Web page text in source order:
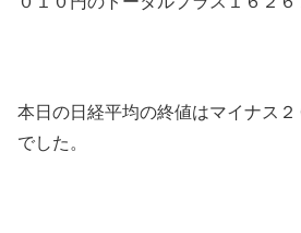
本日の日経平均の終値はマイナス２
でした。